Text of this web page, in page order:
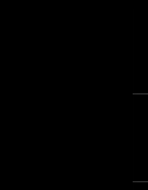
Très